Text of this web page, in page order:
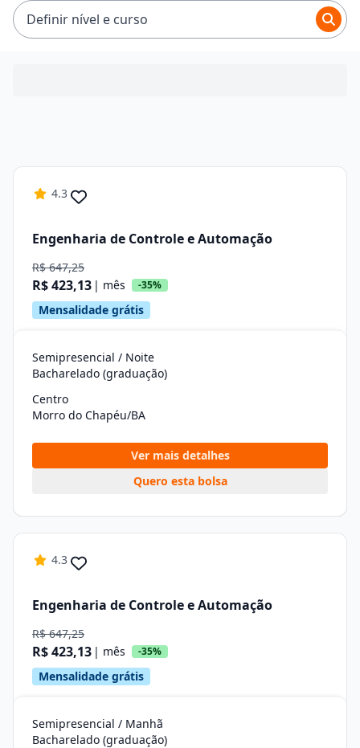
ficam entre R$ 84,80 e R$ 423,13.
Definir nível e curso
4.3
Engenharia de Controle e Automação
R$ 647,25
R$ 423,13 | mês -35%
Mensalidade grátis
Semipresencial / Noite
Bacharelado (graduação)
Centro
Morro do Chapéu/BA
Ver mais detalhes
Quero esta bolsa
4.3
Engenharia de Controle e Automação
R$ 647,25
R$ 423,13 | mês -35%
Mensalidade grátis
Semipresencial / Manhã
Bacharelado (graduação)